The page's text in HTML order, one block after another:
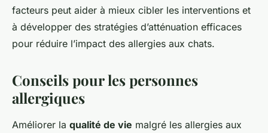
facteurs peut aider à mieux cibler les interventions et
à développer des stratégies d’atténuation efficaces
pour réduire l’impact des allergies aux chats.
Conseils pour les personnes
allergiques
Améliorer la qualité de vie malgré les allergies aux